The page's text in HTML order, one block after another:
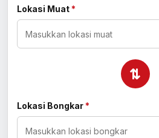
Lokasi Muat*
⇄
Lokasi Bongkar*